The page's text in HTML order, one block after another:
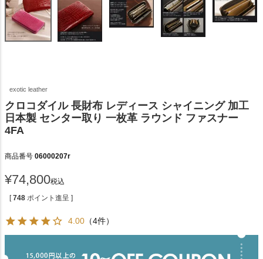
exotic leather
クロコダイル 長財布 レディース シャイニング 加工
日本製 センター取り 一枚革 ラウンド ファスナー
4FA
商品番号 06000207r
¥74,800税込
[ 748 ポイント進呈 ]
4.00 （4件）